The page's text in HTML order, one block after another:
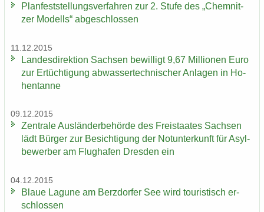
Plan­fest­stel­lungs­ver­fah­ren zur 2. Stufe des „Chem­nit­
zer Mo­dells“ ab­ge­schlos­sen
11.12.2015
​
Landesdirektion Sach­sen be­wil­ligt 9,67 Mil­lio­nen Euro
zur Er­tüch­ti­gung ab­was­ser­tech­ni­scher An­la­gen in Ho­
hen­tan­ne
09.12.2015
Zen­tra­le Aus­län­der­be­hör­de des Frei­staa­tes Sach­sen
lädt Bür­ger zur Be­sich­ti­gung der Not­un­ter­kunft für Asyl­
be­wer­ber am Flug­ha­fen Dres­den ein
04.12.2015
Blaue La­gu­ne am Berz­dor­fer See wird tou­ris­tisch er­
schlos­sen